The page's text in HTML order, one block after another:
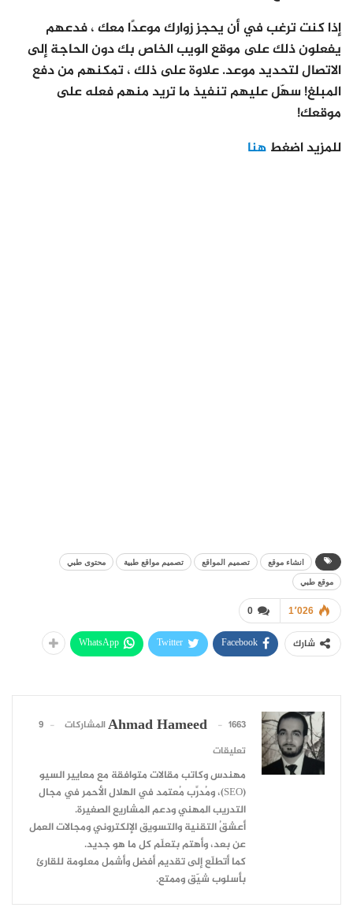
إذا كنت ترغب في أن يحجز زوارك موعدًا معك ، فدعهم
يفعلون ذلك على موقع الويب الخاص بك دون الحاجة إلى
الاتصال لتحديد موعد. علاوة على ذلك ، تمكنهم من دفع
المبلغ! سهّل عليهم تنفيذ ما تريد منهم فعله على
موقعك!
للمزيد اضغط هنا
انشاء موقع تصميم المواقع تصميم مواقع طبية
محتوى طبي
موقع طبي
0 1٬026
شارك Facebook
Twitter
WhatsApp
Ahmad Hameed 1663 المشاركات
9
تعليقات
مهندس وكاتب مقالات متوافقة مع معايير السيو
(SEO)، ومُدرِّب مُعتمد في الهلال الأحمر في مجال
التدريب المهني ودعم المشاريع الصغيرة.
أعشقُ التقنية والتسويق الإلكتروني ومجالات العمل
عن بعد، وأهتم بتعلّم كل ما هو جديد.
كما أتطلّع إلى تقديم أفضل وأشمل معلومة للقارئ
بأسلوب شيّق وممتع.